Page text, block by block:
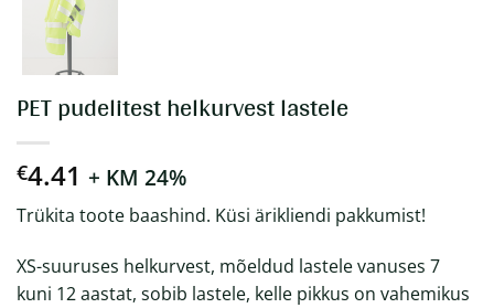
PET pudelitest helkurvest lastele
€4.41 + KM 24%
Trükita toote baashind. Küsi ärikliendi pakkumist!
XS-suuruses helkurvest, mõeldud lastele vanuses 7
kuni 12 aastat, sobib lastele, kelle pikkus on vahemikus